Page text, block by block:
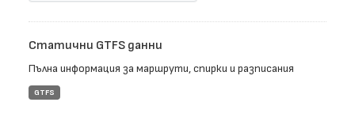
Статични GTFS данни
Пълна информация за маршрути, спирки и разписания
GTFS